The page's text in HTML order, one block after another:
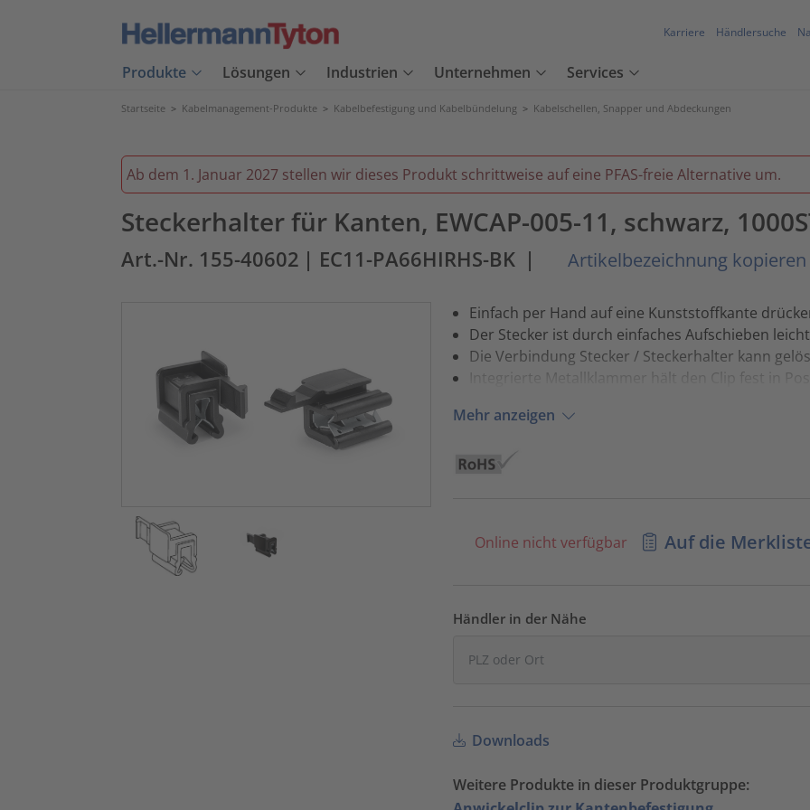
Karriere Händlersuche
Produkte Lösungen Industrien Unternehmen Services
Startseite > Kabelmanagement-Produkte > Kabelbefestigung und Kabelbündelung > Kabelschellen, Snapper und Abdeckungen
Ab dem 1. Januar 2027 stellen wir dieses Produkt schrittweise auf eine PFAS-freie Alternative um.
Steckerhalter für Kanten, EWCAP-005-11, schwarz,
Art.-Nr. 155-40602 | EC11-PA66HIRHS-BK | Artikelbezeichnung kopieren
Einfach per Hand auf eine Kunststoffkante
Der Stecker ist durch einfaches Aufschieben
Die Verbindung Stecker / Steckerhalter kann
Integrierte Metallklammer hält den Clip fest in
Mehr anzeigen
Online nicht verfügbar Auf die
Händler in der Nähe
Downloads
Weitere Produkte in dieser Produktgruppe: